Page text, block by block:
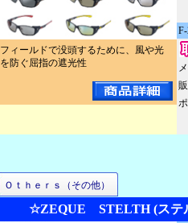
フィールドで没頭するために、風や光
を防ぐ屈指の遮光性
Ｏｔｈｅｒｓ（その他）
☆ZEQUE STELTH (ステ